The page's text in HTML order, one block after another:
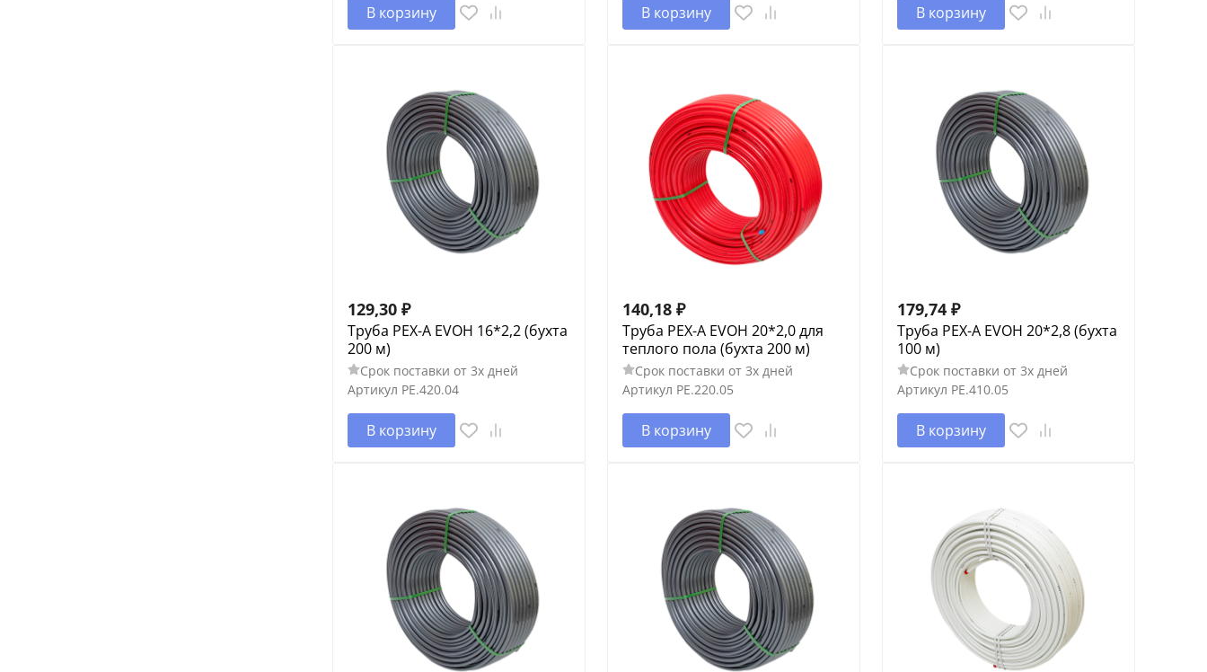
В корзину В корзину В корзину
129,30 ₽
Труба PEX-A EVOH 16*2,2 (бухта
200 м)
Срок поставки от 3х дней
Артикул PE.420.04
В корзину
140,18 ₽
Труба PEX-A EVOH 20*2,0 для
теплого пола (бухта 200 м)
Срок поставки от 3х дней
Артикул PE.220.05
В корзину
179,74 ₽
Труба PEX-A EVOH 20*2,8 (бухта
100 м)
Срок поставки от 3х дней
Артикул PE.410.05
В корзину